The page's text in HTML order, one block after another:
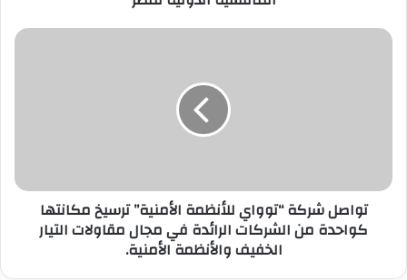
تواصل شركة “توواي للأنظمة الأمنية” ترسيخ مكانتها
كواحدة من الشركات الرائدة في مجال مقاولات التيار
الخفيف والأنظمة الأمنية.